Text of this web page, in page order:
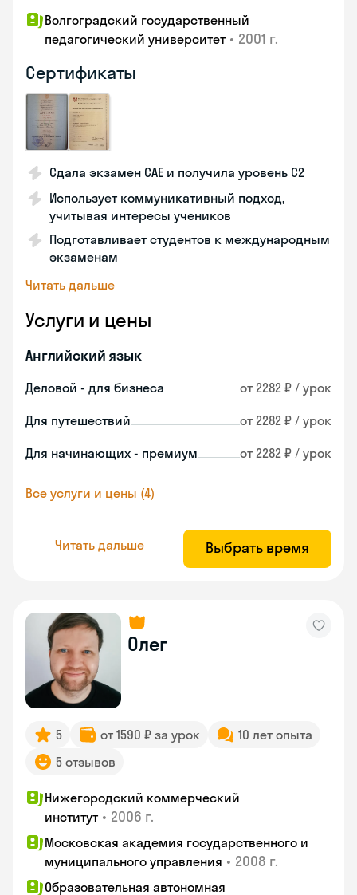
Волгоградский государственный
педагогический университет • 2001 г.
Сертификаты
Сдала экзамен CAE и получила уровень С2
Использует коммуникативный подход,
учитывая интересы учеников
Подготавливает студентов к международным
экзаменам
Читать дальше
Услуги и цены
Английский язык
Деловой - для бизнеса от 2282 ₽ / урок
Для путешествий от 2282 ₽ / урок
Для начинающих - премиум от 2282 ₽ / урок
Все услуги и цены (4)
Читать дальше Выбрать время
Олег
5 от 1590 ₽ за урок
10 лет опыта
5 отзывов
Нижегородский коммерческий
институт • 2006 г.
Московская академия государственного и
муниципального управления • 2008 г.
Образовательная автономная